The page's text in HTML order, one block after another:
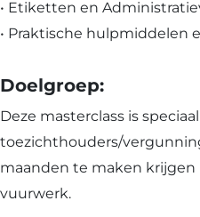
• Etiketten en
• Praktische hulpmiddelen
Doelgroep:
Deze masterclass is
toezichthouders/
maanden te maken krijgen
vuurwerk.